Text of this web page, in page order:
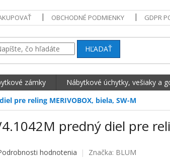
OBCHODNÉ PODMIENKY GDPR
HĽADAŤ
zámky Nábytkové úchytky, vešiaky a
pre reling MERIVOBOX, biela, SW-M
predný diel pre
produktu je 0,0 z 5 hviezdičiek.
hodnotenia Značka: BLUM